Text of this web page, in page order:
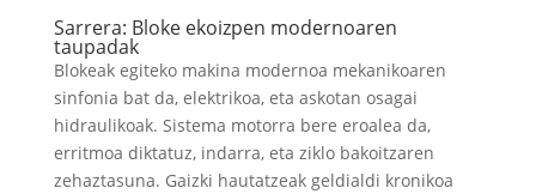
Sarrera: Bloke ekoizpen modernoaren
taupadak
Blokeak egiteko makina modernoa mekanikoaren
sinfonia bat da, elektrikoa, eta askotan osagai
hidraulikoak. Sistema motorra bere eroalea da,
erritmoa diktatuz, indarra, eta ziklo bakoitzaren
zehaztasuna. Gaizki hautatzeak geldialdi kronikoa